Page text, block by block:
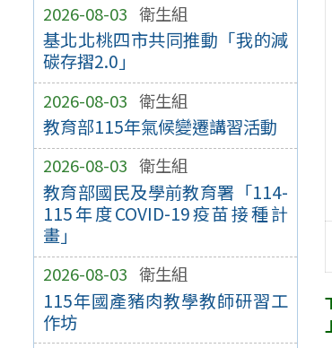
2026-08-03 衛生組
基北北桃四市共同推動「我的減
碳存摺2.0」
2026-08-03 衛生組
教育部115年氣候變遷講習活動
2026-08-03 衛生組
教育部國民及學前教育署「114-
115年度COVID-19疫苗接種計
畫」
2026-08-03 衛生組
115年國產豬肉教學教師研習工
作坊